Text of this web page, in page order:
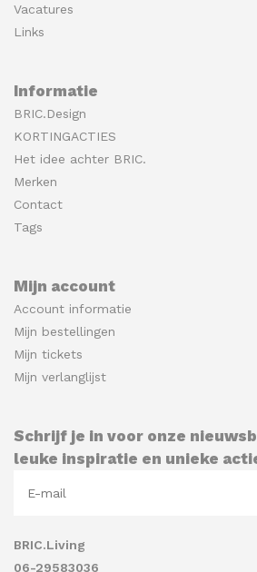
Vacatures
Links
Informatie
BRIC.Design
KORTINGACTIES
Het idee achter BRIC.
Merken
Contact
Tags
Mijn account
Account informatie
Mijn bestellingen
Mijn tickets
Mijn verlanglijst
Schrijf je in voor onze
leuke inspiratie en unieke
BRIC.Living
06-29583036